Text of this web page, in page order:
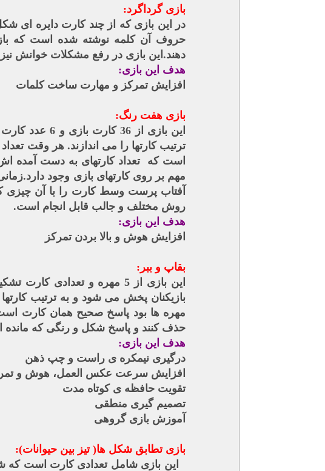
بازی گرداگرد:
در این بازی که از چند کارت دایره
حروف آن کلمه نوشته شده است که
دهند.این بازی در رفع مشکلات خوانش
هدف این بازی:
افزایش تمرکز و مهارت ساخت کلمات
بازی هفت رنگ:
این بازی از
مهم بر روی کارتهای بازی وجود
روش مختلف و جالب قابل انجام است.
هدف این بازی:
افزایش هوش و بالا بردن تمرکز
بقاپ و ببر:
این بازی از 5 مهره و
بازیکنان پخش می شود و به ترتیب
مهره ها بود پاسخ صحیح همان کارت
حذف کنند و پاسخ شکل و رنگی که
هدف این بازی:
درگیری نیمکره ی راست و چپ ذهن
افزایش سرعت عکس العمل، هوش و
تقویت حافظه ی کوتاه مدت
تصمیم گیری منطقی
آموزش بازی گروهی
بازی تطابق شکل ها( تیز بین حیوانات):
این بازی شامل تعدادی کارت است که شکل